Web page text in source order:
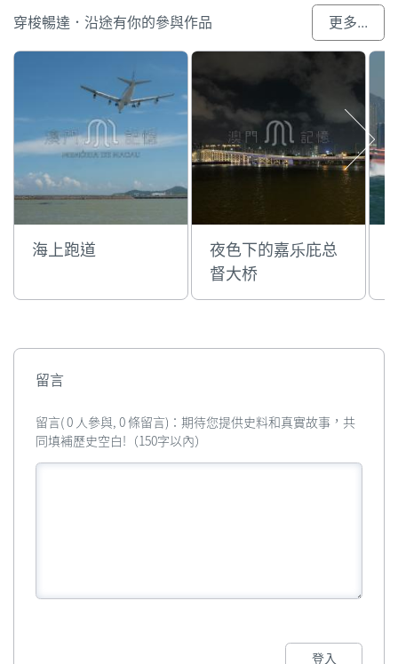
穿梭暢達．沿途有你的參與作品 更多...
海上跑道
夜色下的嘉乐庇总
督大桥
留言
留言( 0 人參與, 0 條留言)：期待您提供史料和真實故事，共
同填補歷史空白!（150字以內）
登入